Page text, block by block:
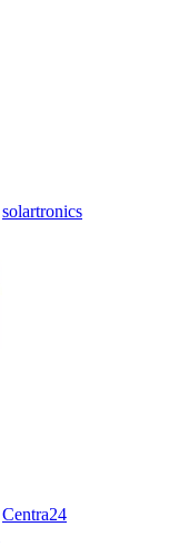
solartronics
Centra24